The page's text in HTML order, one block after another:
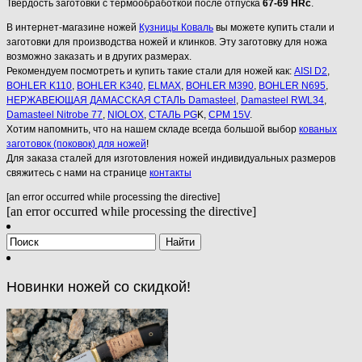
Твердость заготовки с термообработкой после отпуска 67-69 HRc.
В интернет-магазине ножей Кузницы Коваль вы можете купить стали и
заготовки для производства ножей и клинков. Эту заготовку для ножа
возможно заказать и в других размерах.
Рекомендуем посмотреть и купить такие стали для ножей как: AISI D2,
BOHLER K110, BOHLER K340, ELMAX, BOHLER M390, BOHLER N695,
НЕРЖАВЕЮЩАЯ ДАМАССКАЯ СТАЛЬ Damasteel, Damasteel RWL34,
Damasteel Nitrobe 77, NIOLOX, СТАЛЬ PGK, CPM 15V.
Хотим напомнить, что на нашем складе всегда большой выбор кованых
заготовок (поковок) для ножей!
Для заказа сталей для изготовления ножей индивидуальных размеров
свяжитесь с нами на странице контакты
[an error occurred while processing the directive]
[an error occurred while processing the directive]
Новинки ножей со скидкой!